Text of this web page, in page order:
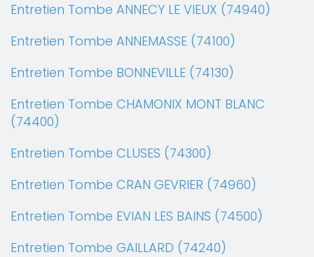
Entretien Tombe ANNECY LE VIEUX (74940)
Entretien Tombe ANNEMASSE (74100)
Entretien Tombe BONNEVILLE (74130)
Entretien Tombe CHAMONIX MONT BLANC
(74400)
Entretien Tombe CLUSES (74300)
Entretien Tombe CRAN GEVRIER (74960)
Entretien Tombe EVIAN LES BAINS (74500)
Entretien Tombe GAILLARD (74240)